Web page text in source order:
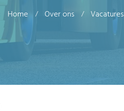
Home Over ons Vacatures